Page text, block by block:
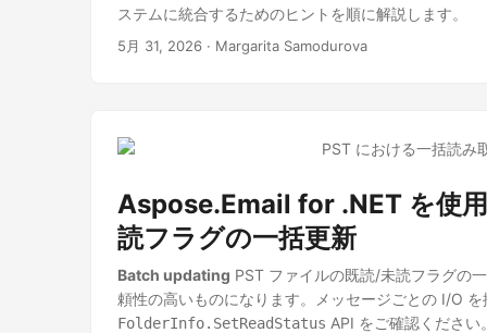
ステムに統合するためのヒントを順に解説します。
5月 31, 2026 · Margarita Samodurova
Aspose.Email for .NET を使
読フラグの一括更新
Batch updating PST ファイルの既読/未読フラグの
頼性の高いものになります。メッセージごとの I/O
FolderInfo.SetReadStatus API をご確認ください。